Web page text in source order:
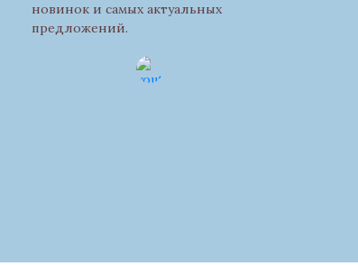
новинок и самых актуальных
предложений.